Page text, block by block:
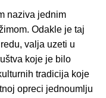
naziva jednim
Odakle je taj
valja uzeti u
koje je bilo
tradicija koje
opreci jednoumlju